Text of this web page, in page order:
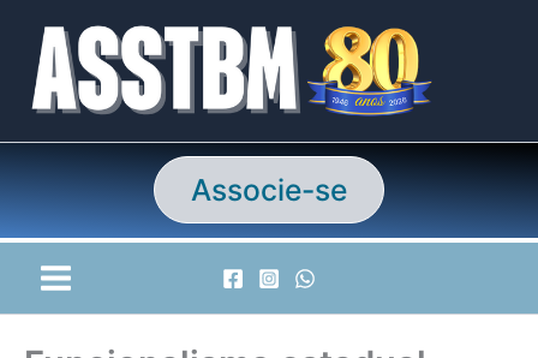
conteúdo
Associe-se